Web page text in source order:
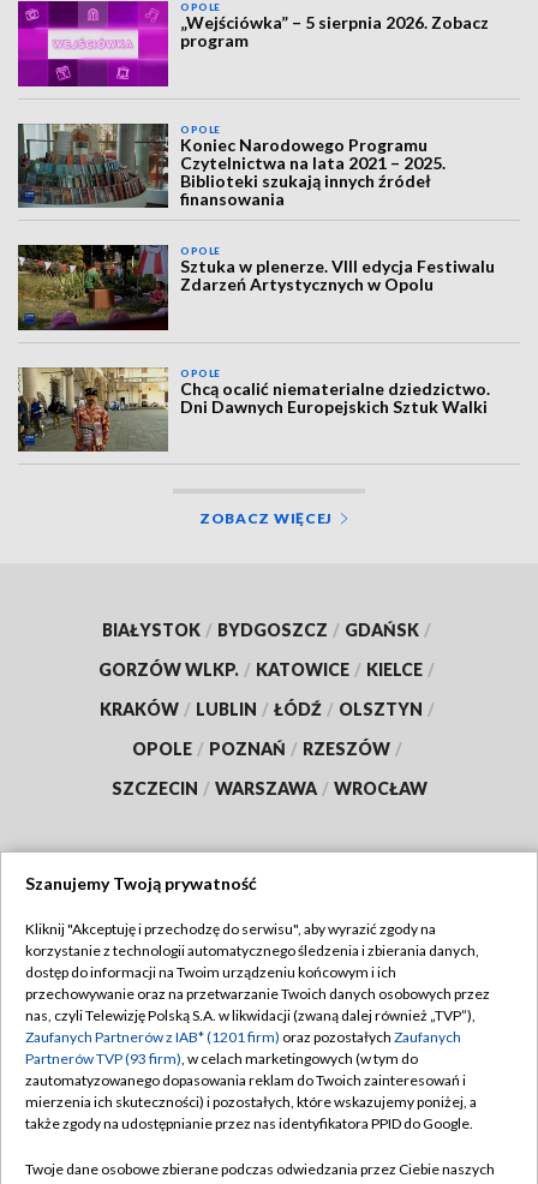
OPOLE
„Wejściówka” – 5 sierpnia 2026. Zobacz
program
OPOLE
Koniec Narodowego Programu
Czytelnictwa na lata 2021 – 2025.
Biblioteki szukają innych źródeł
finansowania
OPOLE
Sztuka w plenerze. VIII edycja Festiwalu
Zdarzeń Artystycznych w Opolu
OPOLE
Chcą ocalić niematerialne dziedzictwo.
Dni Dawnych Europejskich Sztuk Walki
ZOBACZ WIĘCEJ
BIAŁYSTOK / BYDGOSZCZ / GDAŃSK /
GORZÓW WLKP. / KATOWICE / KIELCE /
KRAKÓW / LUBLIN / ŁÓDŹ / OLSZTYN /
OPOLE / POZNAŃ / RZESZÓW /
SZCZECIN / WARSZAWA / WROCŁAW
TVP
Abonament TVP
Emisja w TVP
Centrum informacji TVP
Naziemna Telewizja Cyfrowa
Regulamin TVP
Polityka prywatności
Moje zgody
Pomoc
Szanujemy Twoją prywatność
Kliknij "Akceptuję i przechodzę do serwisu", aby wyrazić zgody na
korzystanie z technologii automatycznego śledzenia i zbierania danych,
dostęp do informacji na Twoim urządzeniu końcowym i ich
przechowywanie oraz na przetwarzanie Twoich danych osobowych przez
nas, czyli Telewizję Polską S.A. w likwidacji (zwaną dalej również „TVP”),
Zaufanych Partnerów z IAB* (1201 firm) oraz pozostałych Zaufanych
Partnerów TVP (93 firm), w celach marketingowych (w tym do
zautomatyzowanego dopasowania reklam do Twoich zainteresowań i
mierzenia ich skuteczności) i pozostałych, które wskazujemy poniżej, a
także zgody na udostępnianie przez nas identyfikatora PPID do Google.
Twoje dane osobowe zbierane podczas odwiedzania przez Ciebie naszych